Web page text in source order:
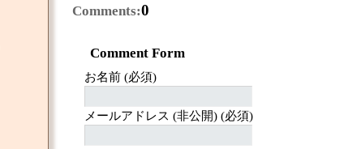
Comments:0
Comment Form
お名前 (必須)
メールアドレス (非公開) (必須)